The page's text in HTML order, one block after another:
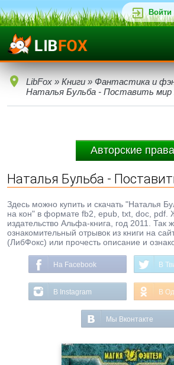
Войти
LibFox » Книги » Фантастика и
Наталья Бульба - Поставить мир
Авторские права
Наталья Бульба -
Здесь можно купить и скачать "Наталья
на кон" в формате fb2, epub, txt, doc, pdf.
издательство Альфа-книга, год 2011. Так
ознакомительный отрывок из книги на
(ЛибФокс) или прочесть описание и
На Facebook В
В Instagram В
Мы Вконтакте